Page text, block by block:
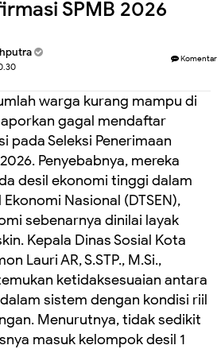
SPMB 2026
Komentar
warga kurang mampu di
gagal mendaftar
pada Seleksi Penerimaan
Penyebabnya, mereka
desil ekonomi tinggi dalam
Nasional (DTSEN),
sebenarnya dinilai layak
Kepala Dinas Sosial Kota
Lauri AR, S.STP., M.Si.,
ketidaksesuaian antara
sistem dengan kondisi riil
Menurutnya, tidak sedikit
masuk kelompok desil 1